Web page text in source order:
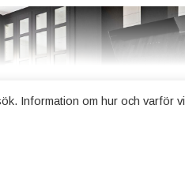
VISA ALLA 16 BILDER
Information om hur och varför